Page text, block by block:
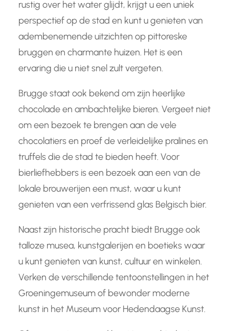
rustig over het water glijdt, krijgt u een uniek
perspectief op de stad en kunt u genieten van
adembenemende uitzichten op pittoreske
bruggen en charmante huizen. Het is een
ervaring die u niet snel zult vergeten.
Brugge staat ook bekend om zijn heerlijke
chocolade en ambachtelijke bieren. Vergeet niet
om een bezoek te brengen aan de vele
chocolatiers en proef de verleidelijke pralines en
truffels die de stad te bieden heeft. Voor
bierliefhebbers is een bezoek aan een van de
lokale brouwerijen een must, waar u kunt
genieten van een verfrissend glas Belgisch bier.
Naast zijn historische pracht biedt Brugge ook
talloze musea, kunstgalerijen en boetieks waar
u kunt genieten van kunst, cultuur en winkelen.
Verken de verschillende tentoonstellingen in het
Groeningemuseum of bewonder moderne
kunst in het Museum voor Hedendaagse Kunst.